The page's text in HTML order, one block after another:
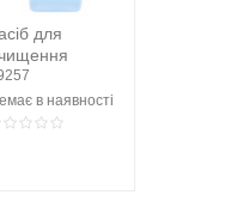
для
машин
250мл
в наявності